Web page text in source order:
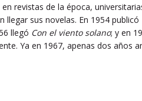
revistas de la época,
llegar sus novelas. En 1954 publicó
llegó Con el viento solano; y en
Ya en 1967, apenas dos años